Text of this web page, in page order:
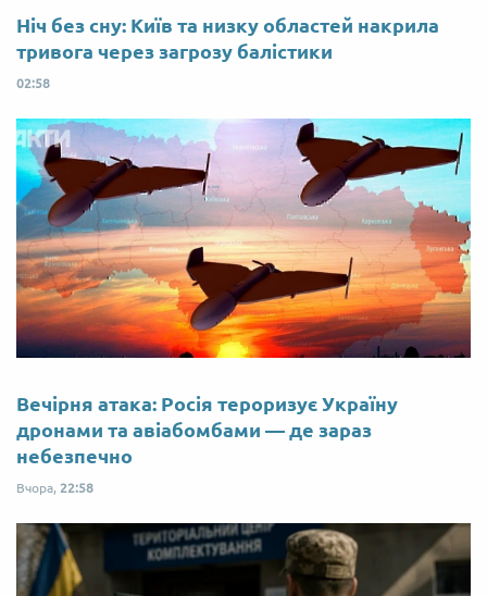
Ніч без сну: Київ та низку областей накрила
тривога через загрозу балістики
02:58
Вечірня атака: Росія тероризує Україну
дронами та авіабомбами — де зараз
небезпечно
Вчора, 22:58